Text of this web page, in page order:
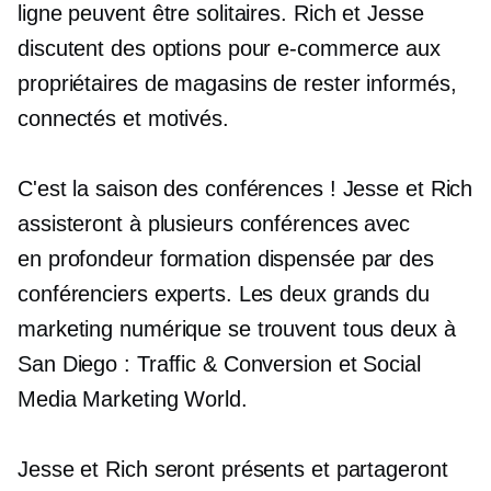
ligne peuvent être solitaires. Rich et Jesse
discutent des options poure-commerce aux
propriétaires de magasins de rester informés,
connectés et motivés.
C'est la saison des conférences ! Jesse et Rich
assisteront à plusieurs conférences avec
en profondeurformation dispensée par des
conférenciers experts. Les deux grands du
marketing numérique se trouvent tous deux à
San Diego : Traffic & Conversion et Social
Media Marketing World.
Jesse et Rich seront présents et partageront